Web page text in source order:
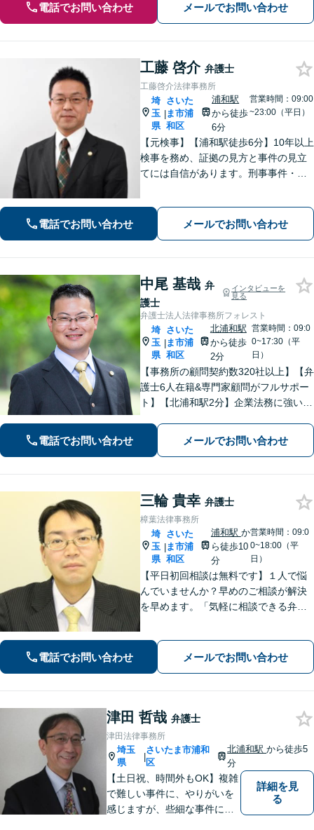
電話でお問い合わせ メールでお問い合わせ
工藤 啓介 弁護士
工藤啓介法律事務所
埼
玉
県
|
さいた
ま市浦
和区
浦和駅
から徒歩
6分
営業時間：09:00
~23:00（平日）
【元検事】【浦和駅徒歩6分】10年以上
検事を務め、証拠の見方と事件の見立
てには自信があります。刑事事件・離
わせ下さい。
電話でお問い合わせ メールでお問い合わせ
中尾 基哉 弁
護士
インタビューを
見る
弁護士法人法律事務所フォレスト
埼
玉
県
|
さいた
ま市浦
和区
北浦和駅
から徒歩
2分
営業時間：09:0
0~17:30（平
日）
【事務所の顧問契約数320社以上】【弁
護士6人在籍&専門家顧問がフルサポー
ト】【北浦和駅2分】企業法務に強い弁
動産などに対応します。中小企業さ
ま、個人事業主さまからのご相談に注
電話でお問い合わせ メールでお問い合わせ
三輪 貴幸 弁護士
樟葉法律事務所
埼
玉
県
|
さいた
ま市浦
和区
浦和駅 か
ら徒歩10
分
営業時間：09:0
0~18:00（平
日）
【平日初回相談は無料です】１人で悩
んでいませんか？早めのご相談が解決
を早めます。「気軽に相談できる弁護
かした迅速な行動力でサポートしま
す。まずはお気軽にご相談ください。
電話でお問い合わせ メールでお問い合わせ
津田 哲哉 弁護士
津田法律事務所
埼玉
県
|
さいたま市浦和
区
北浦和駅から徒歩5
分
【土日祝、時間外もOK】複雑
で難しい事件に、やりがいを
感じますが、些細な事件にも
詳細を見
る